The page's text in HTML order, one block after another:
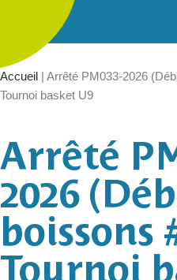
Accueil | Arrêté PM033-2026
Tournoi basket U9
Arrêté
2026
boissons